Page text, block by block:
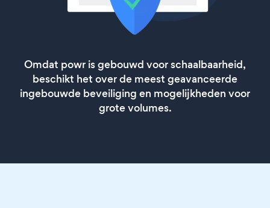
Omdat powr is gebouwd voor schaalbaarheid,
beschikt het over de meest geavanceerde
ingebouwde beveiliging en mogelijkheden voor
grote volumes.